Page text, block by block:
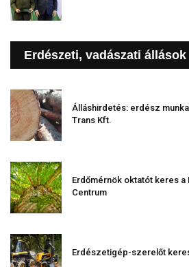
Erdészeti, vadászati állások
Álláshirdetés: erdész
Trans Kft.
Erdőmérnök oktatót keres
Centrum
Erdészetigép-szerelőt